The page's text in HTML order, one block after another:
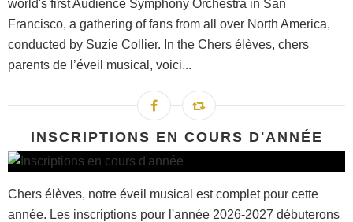
world's first Audience Symphony Orchestra in San
Francisco, a gathering of fans from all over North America,
conducted by Suzie Collier. In the Chers élèves, chers
parents de l’éveil musical, voici...
INSCRIPTIONS EN COURS D'ANNÉE
Chers élèves, notre éveil musical est complet pour cette
année. Les inscriptions pour l'année 2026-2027 débuterons